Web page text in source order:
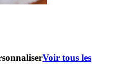
Voir tous les